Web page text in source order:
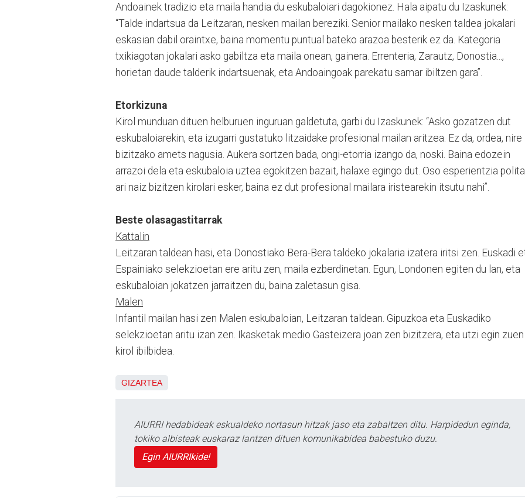
Andoainek tradizio eta maila handia du eskubaloiari dagokionez. Hala aipatu du Izaskunek:
“Talde indartsua da Leitzaran, nesken mailan bereziki. Senior mailako nesken taldea jokalari
eskasian dabil oraintxe, baina momentu puntual bateko arazoa besterik ez da. Kategoria
txikiagotan jokalari asko gabiltza eta maila onean, gainera. Errenteria, Zarautz, Donostia...,
horietan daude talderik indartsuenak, eta Andoaingoak parekatu samar ibiltzen gara”.
Etorkizuna
Kirol munduan dituen helburuen inguruan galdetuta, garbi du Izaskunek: “Asko gozatzen dut
eskubaloiarekin, eta izugarri gustatuko litzaidake profesional mailan aritzea. Ez da, ordea, nire
bizitzako amets nagusia. Aukera sortzen bada, ongi-etorria izango da, noski. Baina edozein
arrazoi dela eta eskubaloia uztea egokitzen bazait, halaxe egingo dut. Oso esperientzia
ari naiz bizitzen kirolari esker, baina ez dut profesional mailara iristearekin itsutu nahi”.
Beste olasagastitarrak
Kattalin
Leitzaran taldean hasi, eta Donostiako Bera-Bera taldeko jokalaria izatera iritsi zen. Euskadi
Espainiako selekzioetan ere aritu zen, maila ezberdinetan. Egun, Londonen egiten du lan, eta
eskubaloian jokatzen jarraitzen du, baina zaletasun gisa.
Malen
Infantil mailan hasi zen Malen eskubaloian, Leitzaran taldean. Gipuzkoa eta Euskadiko
selekzioetan aritu izan zen. Ikasketak medio Gasteizera joan zen bizitzera, eta utzi egin zuen
kirol ibilbidea.
GIZARTEA
AIURRI hedabideak eskualdeko nortasun hitzak jaso eta zabaltzen ditu. Harpidedun eginda,
tokiko albisteak euskaraz lantzen dituen komunikabidea babestuko duzu.
Egin AIURRIkide!